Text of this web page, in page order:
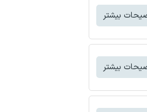
بیشتر
بیشتر